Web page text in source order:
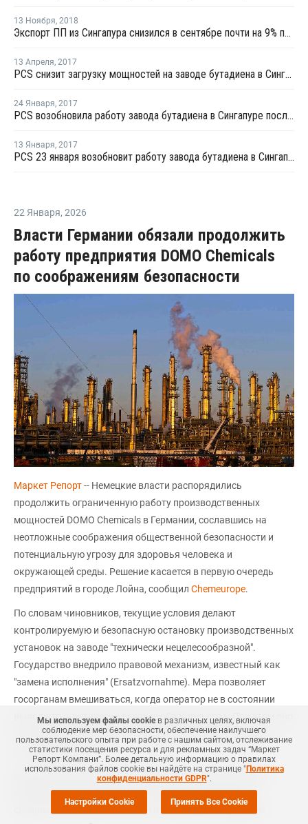
13 Ноября, 2018
Экспорт ПП из Сингапура снизился в сентябре почти на 9% по отношению к августу
13 Апреля, 2017
PCS снизит загрузку мощностей на заводе бутадиена в Сингапуре из-за проблем на крекинг-установке
24 Января, 2017
PCS возобновила работу завода бутадиена в Сингапуре после профилактики
13 Января, 2017
PCS 23 января возобновит работу завода бутадиена в Сингапуре после профилактики
22 Января, 2026
Власти Германии обязали продолжить
работу предприятия DOMO Chemicals
по соображениям безопасности
Маркет Репорт-- Немецкие власти распорядились
продолжить ограниченную работу производственных
мощностей DOMO Chemicals в Германии, сославшись на
неотложные соображения общественной безопасности и
потенциальную угрозу для здоровья человека и
окружающей среды. Решение касается в первую очередь
предприятий в городе Лойна, сообщил Сhemeurope.
По словам чиновников, текущие условия делают
контролируемую и безопасную остановку производственных
установок на заводе "технически нецелесообразной".
Государство внедрило правовой механизм, известный как
"замена исполнения" (Ersatzvornahme). Мера позволяет
госорганам вмешиваться, когда оператор не в состоянии
выполнить критически важные обязательства. При этом оно
не освобождает DOMO от ее юридической и финансовой
ответственности.
Временный управляющий по делам о банкротстве Лукас
Флетер назвал это решение позитивным событием в
сложных обстоятельствах. Он отметил, что сохранение
Мы используем файлы cookieв различных целях, включая
соблюдение мер безопасности, обеспечение наилучшего
пользовательского опыта при работе с нашим сайтом, отслеживание
статистики посещения ресурса и для рекламных задач “Маркет
Репорт Компани”. Более детальную информацию о правилах
использования файлов cookie вы найдёте на странице "Политика
конфиденциальности GDPR".
Настройки Cookie Принять Все Cookie